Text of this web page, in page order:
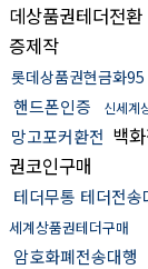
데상품권테더전환
증제작
롯데상품권현금화95
핸드폰인증 신세계
망고포커환전 백
권코인구매
테더무통 테더전송
세계상품권테더구매
암호화폐전송대행